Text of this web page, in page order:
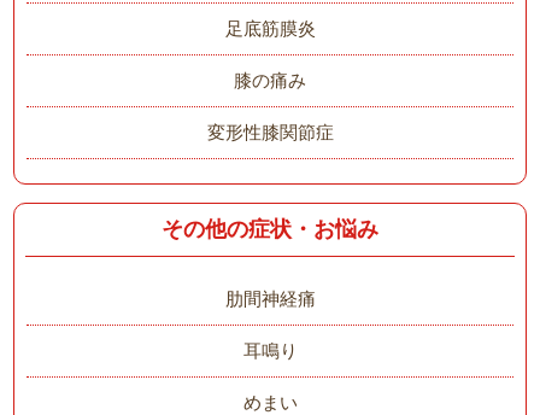
足底筋膜炎
膝の痛み
変形性膝関節症
その他の症状・お悩み
肋間神経痛
耳鳴り
めまい